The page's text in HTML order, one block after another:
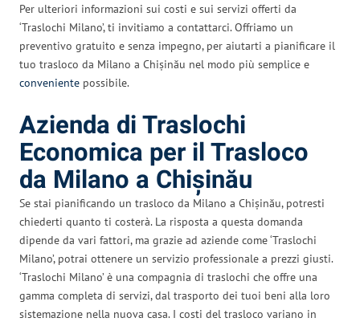
Per ulteriori informazioni sui costi e sui servizi offerti da
‘Traslochi Milano’, ti invitiamo a contattarci. Offriamo un
preventivo gratuito e senza impegno, per aiutarti a pianificare il
tuo trasloco da Milano a Chișinău nel modo più semplice e
conveniente possibile.
Azienda di Traslochi
Economica per il Trasloco
da Milano a Chișinău
Se stai pianificando un trasloco da Milano a Chișinău, potresti
chiederti quanto ti costerà. La risposta a questa domanda
dipende da vari fattori, ma grazie ad aziende come ‘Traslochi
Milano’, potrai ottenere un servizio professionale a prezzi giusti.
‘Traslochi Milano’ è una compagnia di traslochi che offre una
gamma completa di servizi, dal trasporto dei tuoi beni alla loro
sistemazione nella nuova casa. I costi del trasloco variano in